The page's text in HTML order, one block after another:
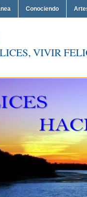
Conociendo
VIVIR